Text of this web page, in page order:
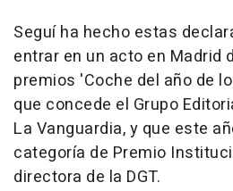
Seguí ha hecho estas
entrar en un acto en Madrid
premios 'Coche del año de
que concede el Grupo
La Vanguardia, y que este
categoría de Premio
directora de la DGT.